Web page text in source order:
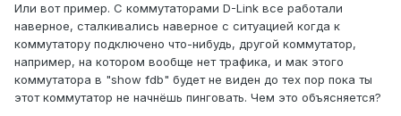
Или вот пример. С коммутаторами D-Link все работали
наверное, сталкивались наверное с ситуацией когда к
коммутатору подключено что-нибудь, другой коммутатор,
например, на котором вообще нет трафика, и мак этого
коммутатора в "show fdb" будет не виден до тех пор пока ты
этот коммутатор не начнёшь пинговать. Чем это объясняется?